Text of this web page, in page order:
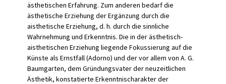
ästhetischen Erfahrung. Zum anderen bedarf die
ästhetische Erziehung der Ergänzung durch die
aisthetische Erziehung, d. h. durch die sinnliche
Wahrnehmung und Erkenntnis. Die in der ästhetisch-
aisthetischen Erziehung liegende Fokussierung auf die
Künste als Ernstfall (Adorno) und der vor allem von A. G.
Baumgarten, dem Gründungsvater der neuzeitlichen
Ästhetik, konstatierte Erkenntnischarakter der